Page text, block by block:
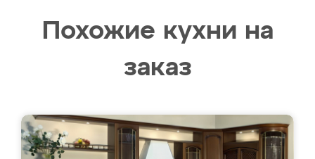
Похожие кухни на
заказ